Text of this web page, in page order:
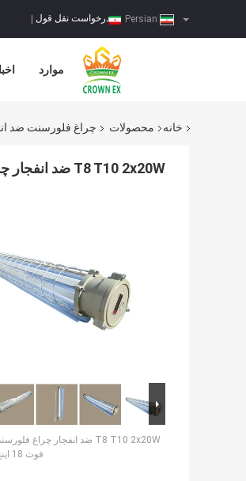
درخواست نقل قول
موارد
خانه محصولات چراغ فلورسنت ضد
T8 T10 2x20W ضد انفجار چراغ فلورسنت 2 فوت 18 اینچ 12 اینچ دو خطی
فوت 18 اینچ 12 اینچ دو خطی